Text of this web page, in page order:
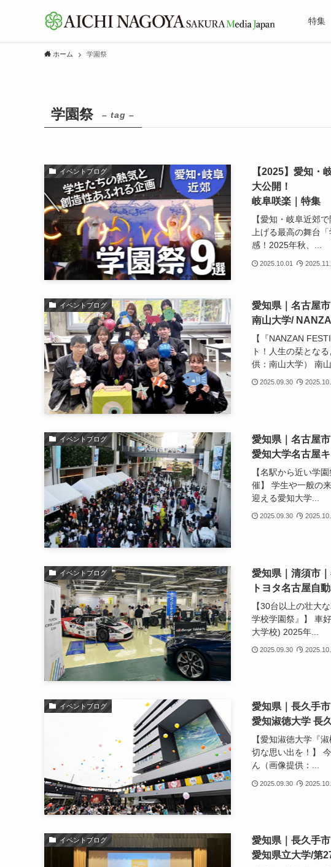
特集
ホーム 学園祭
学園祭 – tag –
イベントブログ
【2025】愛知・
大公開！
岐阜咲楽｜特集
【愛知・岐阜近郊
上げる最高の舞台
感！2025年秋、...
2025.10.01
イベントブログ
愛知県｜名古屋
南山大学/
【『NANZAN
ト！人生の栞とな
供：南山大学） 南山
2025.09.30
イベントブログ
愛知県｜名古屋
愛知大学名古屋
【名駅から近い学
催】 学生や一般の
迎える愛知大学...
2025.09.30
イベントブログ
愛知県｜清須市
トヨタ名古屋自
【30台以上の壮大
学校学園祭』】 車
大学校) 2025年...
2025.09.30
イベントブログ
愛知県｜長久手
愛知淑徳大学 長
【愛知淑徳大学『
切な思い出を！】
ん（画像提供：...
2025.09.30
イベントブログ
愛知県｜長久手
愛知県立大学/第